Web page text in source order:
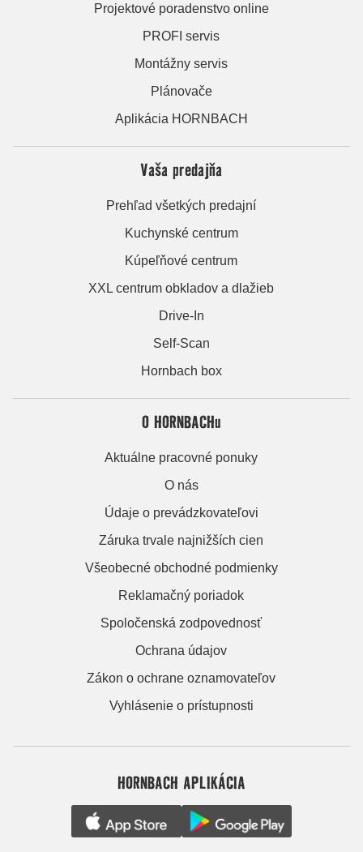
Projektové poradenstvo online
PROFI servis
Montážny servis
Plánovače
Aplikácia HORNBACH
Vaša predajňa
Prehľad všetkých predajní
Kuchynské centrum
Kúpeľňové centrum
XXL centrum obkladov a dlažieb
Drive-In
Self-Scan
Hornbach box
O HORNBACHu
Aktuálne pracovné ponuky
O nás
Údaje o prevádzkovateľovi
Záruka trvale najnižších cien
Všeobecné obchodné podmienky
Reklamačný poriadok
Spoločenská zodpovednosť
Ochrana údajov
Zákon o ochrane oznamovateľov
Vyhlásenie o prístupnosti
HORNBACH APLIKÁCIA